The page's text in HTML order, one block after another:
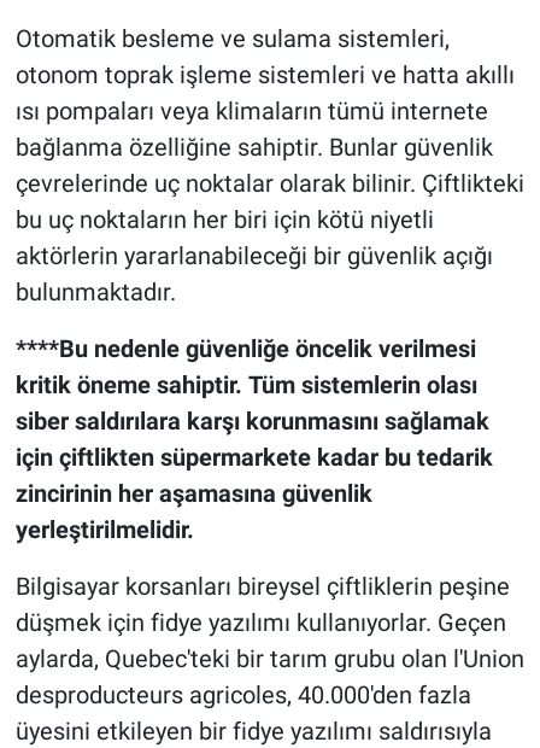
Otomatik besleme ve sulama sistemleri,
otonom toprak işleme sistemleri ve hatta akıllı
ısı pompaları veya klimaların tümü internete
bağlanma özelliğine sahiptir. Bunlar güvenlik
çevrelerinde uç noktalar olarak bilinir. Çiftlikteki
bu uç noktaların her biri için kötü niyetli
aktörlerin yararlanabileceği bir güvenlik açığı
bulunmaktadır.
****Bu nedenle güvenliğe öncelik verilmesi
kritik öneme sahiptir. Tüm sistemlerin olası
siber saldırılara karşı korunmasını sağlamak
için çiftlikten süpermarkete kadar bu tedarik
zincirinin her aşamasına güvenlik
yerleştirilmelidir.
Bilgisayar korsanları bireysel çiftliklerin peşine
düşmek için fidye yazılımı kullanıyorlar. Geçen
aylarda, Quebec'teki bir tarım grubu olan l'Union
desproducteurs agricoles, 40.000'den fazla
üyesini etkileyen bir fidye yazılımı saldırısıyla